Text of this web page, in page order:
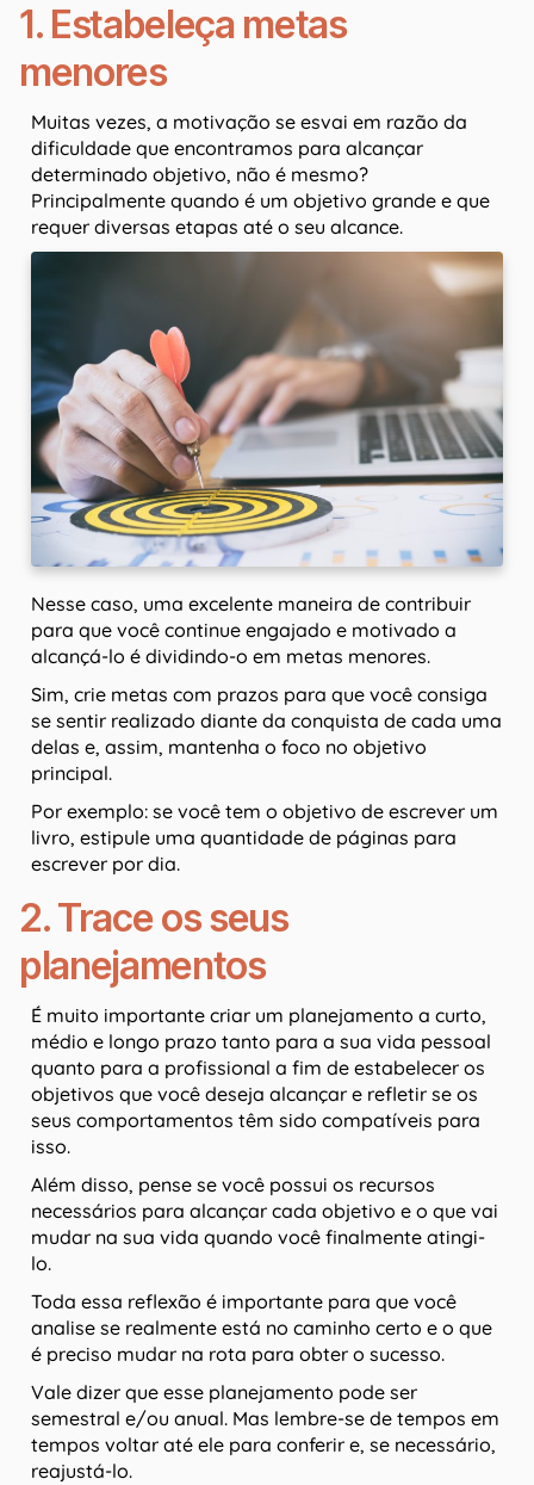
1. Estabeleça metas
menores
Muitas vezes, a motivação se esvai em razão da
dificuldade que encontramos para alcançar
determinado objetivo, não é mesmo?
Principalmente quando é um objetivo grande e que
requer diversas etapas até o seu alcance.
Nesse caso, uma excelente maneira de contribuir
para que você continue engajado e motivado a
alcançá-lo é dividindo-o em metas menores.
Sim, crie metas com prazos para que você consiga
se sentir realizado diante da conquista de cada uma
delas e, assim, mantenha o foco no objetivo
principal.
Por exemplo: se você tem o objetivo de escrever um
livro, estipule uma quantidade de páginas para
escrever por dia.
2. Trace os seus
planejamentos
É muito importante criar um planejamento a curto,
médio e longo prazo tanto para a sua vida pessoal
quanto para a profissional a fim de estabelecer os
objetivos que você deseja alcançar e refletir se os
seus comportamentos têm sido compatíveis para
isso.
Além disso, pense se você possui os recursos
necessários para alcançar cada objetivo e o que vai
mudar na sua vida quando você finalmente atingi-
lo.
Toda essa reflexão é importante para que você
analise se realmente está no caminho certo e o que
é preciso mudar na rota para obter o sucesso.
Vale dizer que esse planejamento pode ser
semestral e/ou anual. Mas lembre-se de tempos em
tempos voltar até ele para conferir e, se necessário,
reajustá-lo.